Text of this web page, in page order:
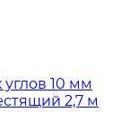
10 мм
2,7 м